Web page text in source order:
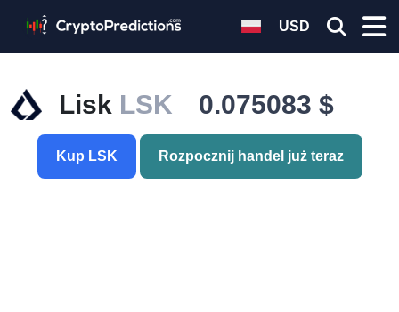
USD
Lisk LSK 0.075083 $
Kup LSK Rozpocznij handel już teraz